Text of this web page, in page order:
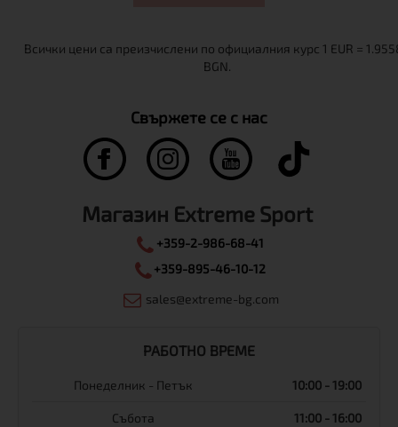
Свържете се с нас
Магазин Extreme Sport
+359-2-986-68-41
+359-895-46-10-12
sales@extreme-bg.com
РАБОТНО ВРЕМЕ
Понеделник - Петък 10:00 - 19:00
Събота 11:00 - 16:00